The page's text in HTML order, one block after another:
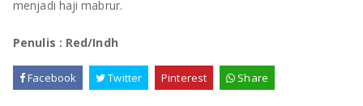
menjadi haji mabrur.
Penulis : Red/Indh
Facebook Twitter Pinterest Share